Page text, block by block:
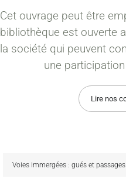
Cet ouvrage peut être
bibliothèque est ouverte
la société qui peuvent
une
Lire nos